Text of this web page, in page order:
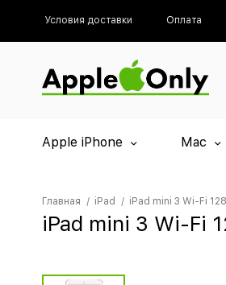
Условия доставки Оплата
Apple iPhone Mac
Главная iPad iPad mini 3 Wi-Fi
iPad mini 3 Wi-Fi